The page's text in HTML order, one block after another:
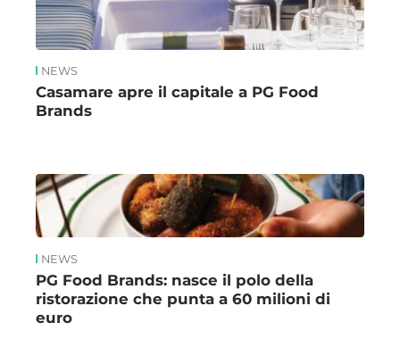
NEWS
Casamare apre il capitale a PG Food
Brands
NEWS
PG Food Brands: nasce il polo della
ristorazione che punta a 60 milioni di
euro